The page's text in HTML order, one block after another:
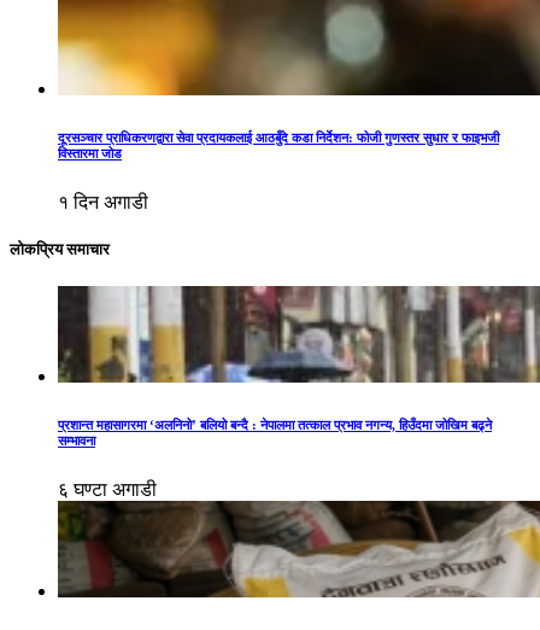
दूरसञ्चार प्राधिकरणद्वारा सेवा प्रदायकलाई आठबुँदे कडा निर्देशन: फोजी गुणस्तर सुधार र फाइभजी
विस्तारमा जोड
१ दिन अगाडी
लोकप्रिय समाचार
प्रशान्त महासागरमा ‘अलनिनो’ बलियो बन्दै : नेपालमा तत्काल प्रभाव नगन्य, हिउँदमा जोखिम बढ्ने
सम्भावना
६ घण्टा अगाडी